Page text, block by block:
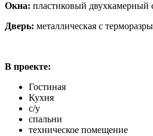
Окна: пластиковый двухкамерный
Дверь: металлическая с
В проекте:
Гостиная
Кухня
с/у
спальни
техническое помещение